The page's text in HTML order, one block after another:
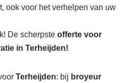
ook voor het verhelpen van uw
De scherpste offerte voor
in Terheijden!
Terheijden: bij broyeur